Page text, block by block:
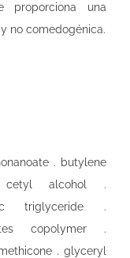
proporciona una
no comedogénica.
. butylene
cetyl alcohol .
triglyceride .
copolymer .
. glyceryl